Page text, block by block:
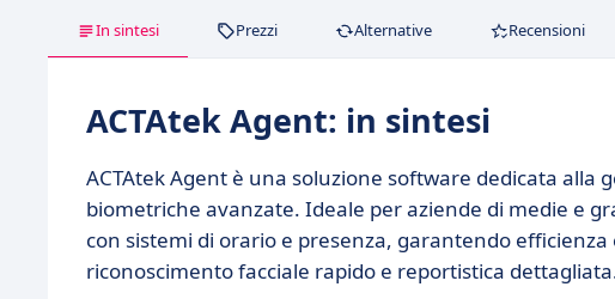
In sintesi Prezzi Alternative Recensioni
ACTAtek Agent: in sintesi
ACTAtek Agent è una soluzione software dedicata alla
biometriche avanzate. Ideale per aziende di medie e
con sistemi di orario e presenza, garantendo
riconoscimento facciale rapido e reportistica